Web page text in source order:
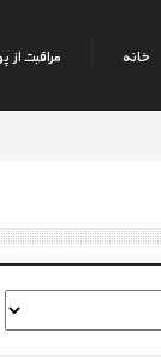
خانه مراقبت از